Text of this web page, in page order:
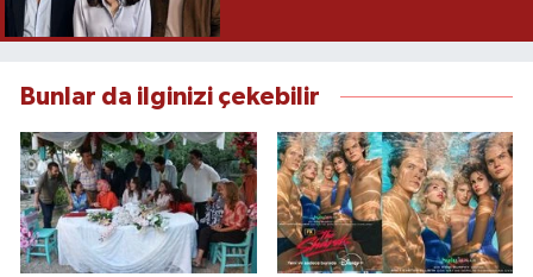
Bunlar da ilginizi çekebilir